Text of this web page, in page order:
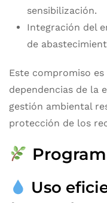
sensibilización.
Integración del
de
Este compromiso
dependencias de la
gestión ambiental
protección de los
Uso